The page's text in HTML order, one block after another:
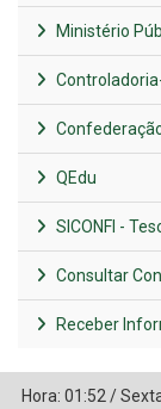
Ministério
QEdu
SICONFI -
Consultar
Receber
Hora: 01:52 /